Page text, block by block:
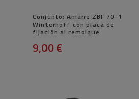
Conjunto: Amarre ZBF 70-1
Winterhoff con placa de
fijación al remolque
9,00 €